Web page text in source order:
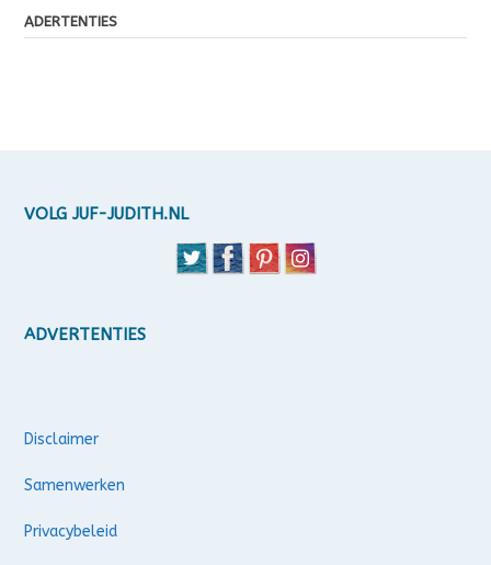
ADERTENTIES
VOLG JUF-JUDITH.NL
ADVERTENTIES
Disclaimer
Samenwerken
Privacybeleid